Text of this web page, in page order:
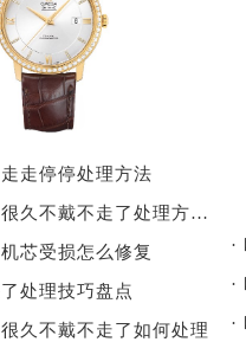
走停停处理方法
· 欧米茄腕表很久不戴不走了处理方法详解
芯受损怎么修复
处理技巧盘点
久不戴不走了如何处理
·